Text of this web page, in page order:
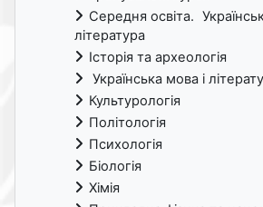
Середня освіта.
література
Історія та археологія
Українська мова і
Культурологія
Політологія
Психологія
Біологія
Хімія